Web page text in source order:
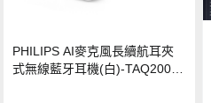
PHILIPS AI麥克風長續航耳夾
式無線藍牙耳機(白)-TAQ2000